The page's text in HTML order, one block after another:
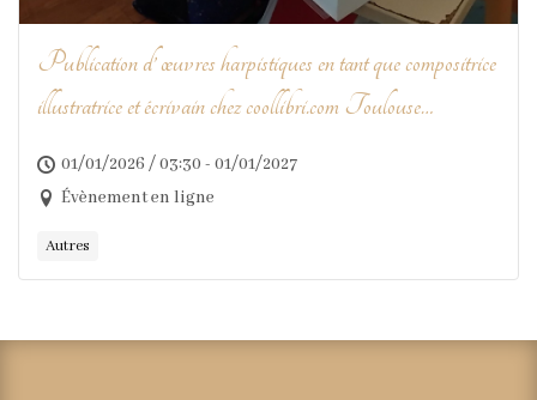
Publication d’ œuvres harpistiques en tant que compositrice
illustratrice et écrivain chez coollibri.com Toulouse
imprimeur
01/01/2026 / 03:30 - 01/01/2027
Évènement en ligne
Autres